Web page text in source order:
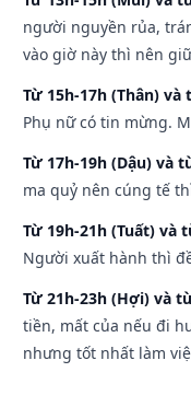
người nguyền rủa,
vào giờ này thì nên
Từ 15h-17h (Thân) và
Phụ nữ có tin mừng.
Từ 17h-19h (Dậu) và
ma quỷ nên cúng tế
Từ 19h-21h (Tuất) và
Người xuất hành thì
Từ 21h-23h (Hợi) và
tiền, mất của nếu đi
nhưng tốt nhất làm